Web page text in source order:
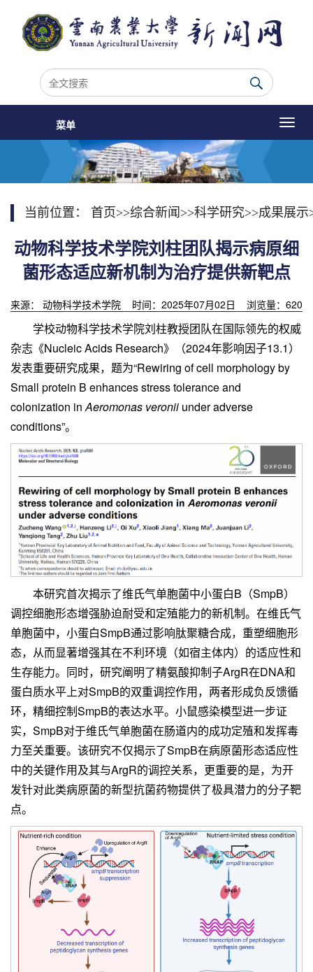
菜单
当前位置： 首页>>综合新闻 >>科学研究>>成果展示
动物科学技术学院刘柱团队揭示病原细
菌形态适应新机制为治疗提供新靶点
来源： 动物科学技术学院 时间：2025年07月02日 浏览量： 620
学校动物科学技术学院刘柱教授团队在国际领先的权威
杂志《Nucleic Acids Research》（2024年影响因子13.1）
发表重要研究成果，题为“Rewiring of cell morphology by
Small protein B enhances stress tolerance and
colonization inAeromonas veronii under adverse
conditions”。
本研究首次揭示了维氏气单胞菌中小蛋白B（SmpB）
调控细胞形态增强胁迫耐受和定殖能力的新机制。在维氏气
单胞菌中，小蛋白SmpB通过影响肽聚糖合成，重塑细胞形
态，从而显著增强其在不利环境（如宿主体内）的适应性和
生存能力。同时，研究阐明了精氨酸抑制子ArgR在DNA和
蛋白质水平上对SmpB的双重调控作用，两者形成负反馈循
环，精细控制SmpB的表达水平。小鼠感染模型进一步证
实，SmpB对于维氏气单胞菌在肠道内的成功定殖和发挥毒
力至关重要。该研究不仅揭示了SmpB在病原菌形态适应性
中的关键作用及其与ArgR的调控关系，更重要的是，为开
发针对此类病原菌的新型抗菌药物提供了极具潜力的分子靶
点。